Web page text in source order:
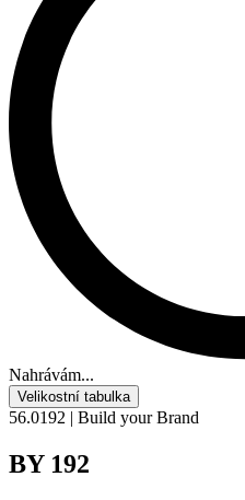
Nahrávám...
Velikostní tabulka
56.0192 | Build your Brand
BY 192